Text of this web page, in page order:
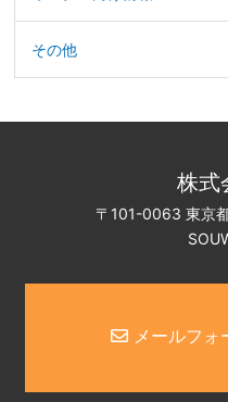
その他
株式
〒101-0063 東京
メールフォ